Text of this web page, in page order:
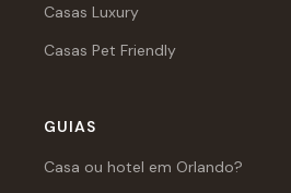
Casas Luxury
Casas Pet Friendly
GUIAS
Casa ou hotel em Orlando?